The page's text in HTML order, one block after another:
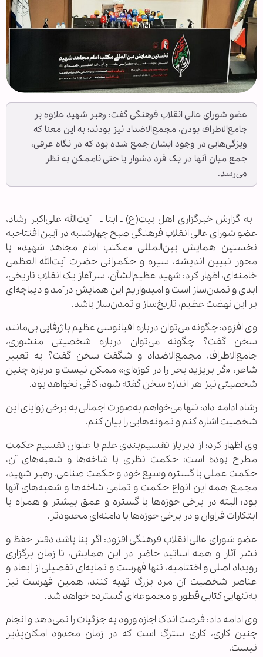
عضو شورای عالی انقلاب فرهنگی گفت: رهبر شهید علاوه بر
جامع‌الاطراف بودن، مجمع‌الاضداد نیز بودند؛ به این معنا که
ویژگی‌هایی در وجود ایشان جمع شده بود که در نگاه عرفی،
جمع میان آنها در یک فرد دشوار یا حتی ناممکن به نظر
می‌رسد.
به گزارش خبرگزاری اهل بیت(ع) ـ ابنا ـ آیت‌الله علی‌اکبر رشاد،
عضو شورای عالی انقلاب فرهنگی صبح چهارشنبه در آیین افتتاحیه
نخستین همایش بین‌المللی «مکتب امام مجاهد شهید» با
محور تبیین اندیشه، سیره و حکمرانی حضرت آیت‌الله العظمی
خامنه‌ای، اظهار کرد: شهید عظیم‌الشأن، سرآغاز یک انقلاب تاریخی،
ابدی و تمدن‌ساز است و امیدواریم این همایش درآمد و دیباچه‌ای
بر این نهضت عظیم، تاریخ‌ساز و تمدن‌ساز باشد.
وی افزود: چگونه می‌توان درباره اقیانوسی عظیم با ژرفایی بی‌مانند
سخن گفت؟ چگونه می‌توان درباره شخصیتی منشوری،
جامع‌الاطراف، مجمع‌الاضداد و شگفت سخن گفت؟ به تعبیر
شاعر، «گر بریزید بحر را در کوزه‌ای» ممکن نیست و درباره چنین
شخصیتی نیز هر اندازه سخن گفته شود، کافی نخواهد بود.
رشاد ادامه داد: تنها می‌خواهم به‌صورت اجمالی به برخی زوایای این
شخصیت اشاره کنم و نمونه‌هایی را بیان کنم.
وی اظهار کرد: از دیرباز تقسیم‌بندی علم با عنوان تقسیم حکمت
مطرح بوده است؛ حکمت نظری با شاخه‌ها و شعبه‌های آن،
حکمت عملی با گستره وسیع خود و حکمت صناعی. رهبر شهید،
مجمع همه این انواع حکمت و تمامی شاخه‌ها و شعبه‌های آنها
بود؛ البته در برخی حوزه‌ها با گستره و عمق بیشتر و همراه با
ابتکارات فراوان و در برخی حوزه‌ها با دامنه‌ای محدودتر.
عضو شورای عالی انقلاب فرهنگی افزود: اگر بنا باشد دفتر حفظ و
نشر آثار و همه اساتید حاضر در این همایش، تا زمان برگزاری
رویداد اصلی و اختتامیه، تنها فهرست و نمایه‌ای تفصیلی از ابعاد و
عناصر شخصیت آن مرد بزرگ تهیه کنند، همین فهرست نیز
به‌تنهایی کتابی قطور و مجموعه‌ای گسترده خواهد شد.
وی ادامه داد: فرصت اندک اجازه ورود به جزئیات را نمی‌دهد و انجام
چنین کاری، کاری سترگ است که در زمان محدود امکان‌پذیر
نیست.